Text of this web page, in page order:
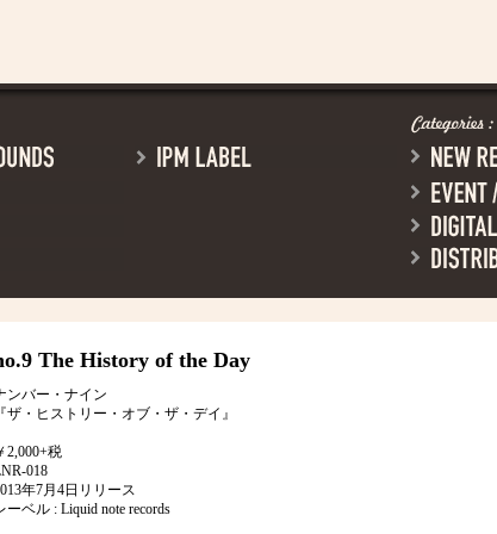
The History of the Day
ンバー・ナイン
ザ・ヒストリー・オブ・ザ・デイ』
2,000+税
018
年7月4日リリース
ーベル : Liquid note records